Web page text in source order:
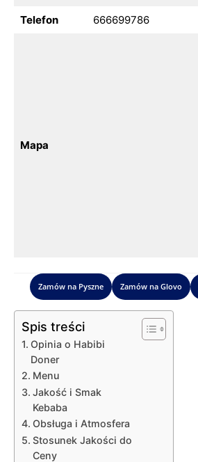
Telefon 666699786
Mapa
Zamów na Pyszne Zamów na Glovo
Spis treści
Opinia o Habibi
Doner
Menu
Jakość i Smak
Kebaba
Obsługa i Atmosfera
Stosunek Jakości do
Ceny